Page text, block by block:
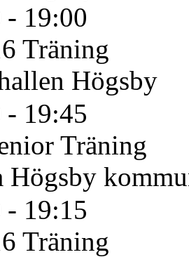
- 19:00
Träning
Högsby
- 19:45
Träning
Högsby
- 19:15
Träning